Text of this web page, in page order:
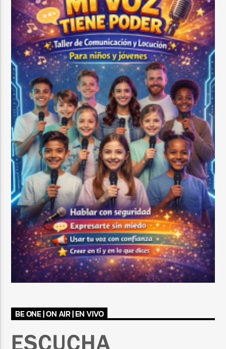
BE ONE | ON AIR | EN VIVO